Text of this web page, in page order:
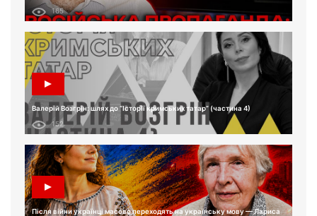
165
Валерій Возгрін: шлях до “Історії кримських татар” (частина 4)
152
Після війни українці масово переходять на українську мову — Лариса